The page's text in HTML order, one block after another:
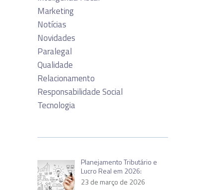
Marketing
Notícias
Novidades
Paralegal
Qualidade
Relacionamento
Responsabilidade Social
Tecnologia
Planejamento Tributário e
Lucro Real em 2026:
23 de março de 2026